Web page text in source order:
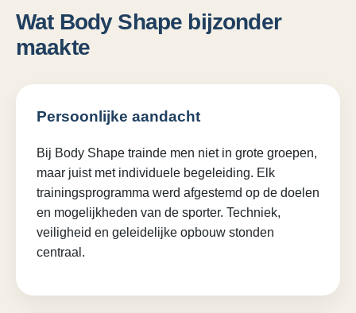
Wat Body Shape bijzonder
maakte
Persoonlijke aandacht
Bij Body Shape trainde men niet in grote groepen,
maar juist met individuele begeleiding. Elk
trainingsprogramma werd afgestemd op de doelen
en mogelijkheden van de sporter. Techniek,
veiligheid en geleidelijke opbouw stonden
centraal.